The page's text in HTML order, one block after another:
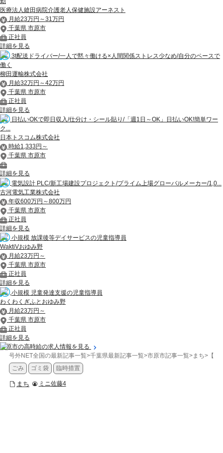
医療法人鎗田病院介護老人保健施設アーネスト
月給23万円～31万円
千葉県 市原市
正社員
詳細を見る
3t配送ドライバー/一人で黙々働ける×人間関係ストレス少なめ/自分のペースで
働く
柳田運輸株式会社
月給32万円～42万円
千葉県 市原市
正社員
詳細を見る
日払いOKで即日収入/仕分け・シール貼り/「週1日～OK」日払いOK!簡単ワー
ク...
日本トスコム株式会社
時給1,333円～
千葉県 市原市
詳細を見る
電気設計 PLC/新工場建設プロジェクト/プライム上場グローバルメーカー/1,0...
古河電気工業株式会社
年収600万円～800万円
千葉県 市原市
正社員
詳細を見る
小規模 放課後等デイサービスの児童指導員
WaktiVおゆみ野
月給23万円～
千葉県 市原市
正社員
詳細を見る
小規模 児童発達支援の児童指導員
わくわくぎふとおゆみ野
月給23万円～
千葉県 市原市
正社員
詳細を見る
市原市の高時給の求人情報を見る
号外NET全国の最新記事一覧>千葉県最新記事一覧>市原市記事一覧>まち>【市
ごみ
ゴミ袋 臨時措置
まち ミニ佐藤4